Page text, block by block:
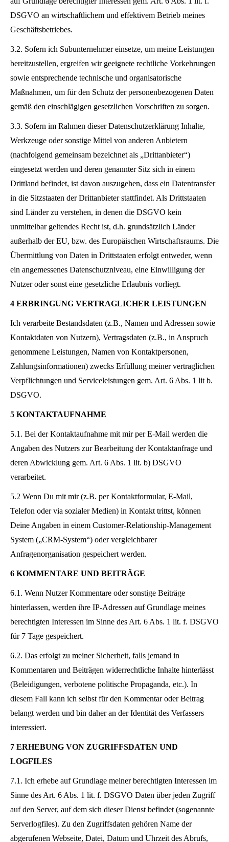
DSGVO an wirtschaftlichem und effektivem Betrieb meines
Geschäftsbetriebes.
3.2. Sofern ich Subunternehmer einsetze, um meine Leistungen
bereitzustellen, ergreifen wir geeignete rechtliche Vorkehrungen
sowie entsprechende technische und organisatorische
Maßnahmen, um für den Schutz der personenbezogenen Daten
gemäß den einschlägigen gesetzlichen Vorschriften zu sorgen.
3.3. Sofern im Rahmen dieser Datenschutzerklärung Inhalte,
Werkzeuge oder sonstige Mittel von anderen Anbietern
(nachfolgend gemeinsam bezeichnet als „Drittanbieter“)
eingesetzt werden und deren genannter Sitz sich in einem
Drittland befindet, ist davon auszugehen, dass ein Datentransfer
in die Sitzstaaten der Drittanbieter stattfindet. Als Drittstaaten
sind Länder zu verstehen, in denen die DSGVO kein
unmittelbar geltendes Recht ist, d.h. grundsätzlich Länder
außerhalb der EU, bzw. des Europäischen Wirtschaftsraums. Die
Übermittlung von Daten in Drittstaaten erfolgt entweder, wenn
ein angemessenes Datenschutzniveau, eine Einwilligung der
Nutzer oder sonst eine gesetzliche Erlaubnis vorliegt.
4 ERBRINGUNG VERTRAGLICHER LEISTUNGEN
Ich verarbeite Bestandsdaten (z.B., Namen und Adressen sowie
Kontaktdaten von Nutzern), Vertragsdaten (z.B., in Anspruch
genommene Leistungen, Namen von Kontaktpersonen,
Zahlungsinformationen) zwecks Erfüllung meiner vertraglichen
Verpflichtungen und Serviceleistungen gem. Art. 6 Abs. 1 lit b.
DSGVO.
5 KONTAKTAUFNAHME
5.1. Bei der Kontaktaufnahme mit mir per E-Mail werden die
Angaben des Nutzers zur Bearbeitung der Kontaktanfrage und
deren Abwicklung gem. Art. 6 Abs. 1 lit. b) DSGVO
verarbeitet.
5.2 Wenn Du mit mir (z.B. per Kontaktformular, E-Mail,
Telefon oder via sozialer Medien) in Kontakt trittst, können
Deine Angaben in einem Customer-Relationship-Management
System („CRM-System“) oder vergleichbarer
Anfragenorganisation gespeichert werden.
6 KOMMENTARE UND BEITRÄGE
6.1. Wenn Nutzer Kommentare oder sonstige Beiträge
hinterlassen, werden ihre IP-Adressen auf Grundlage meines
berechtigten Interessen im Sinne des Art. 6 Abs. 1 lit. f. DSGVO
für 7 Tage gespeichert.
6.2. Das erfolgt zu meiner Sicherheit, falls jemand in
Kommentaren und Beiträgen widerrechtliche Inhalte hinterlässt
(Beleidigungen, verbotene politische Propaganda, etc.). In
diesem Fall kann ich selbst für den Kommentar oder Beitrag
belangt werden und bin daher an der Identität des Verfassers
interessiert.
7 ERHEBUNG VON ZUGRIFFSDATEN UND
LOGFILES
7.1. Ich erhebe auf Grundlage meiner berechtigten Interessen im
Sinne des Art. 6 Abs. 1 lit. f. DSGVO Daten über jeden Zugriff
auf den Server, auf dem sich dieser Dienst befindet (sogenannte
Serverlogfiles). Zu den Zugriffsdaten gehören Name der
abgerufenen Webseite, Datei, Datum und Uhrzeit des Abrufs,